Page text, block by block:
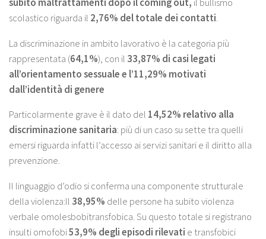
subito maltrattamenti dopo il coming out, il bullismo
scolastico riguarda il 2,76% del totale dei contatti.
La discriminazione in ambito lavorativo è la categoria più
rappresentata (64,1%), con il 33,87% di casi legati
all’orientamento sessuale e l’11,29% motivati
dall’identità di genere
Particolarmente grave è il dato del 14,52% relativo alla
discriminazione sanitaria: più di un caso su sette tra quelli
emersi riguarda infatti l’accesso ai servizi sanitari e il diritto alla
prevenzione.
Il linguaggio d’odio si conferma una componente strutturale
della violenza:Il 38,95% delle persone ha subito violenza
verbale omolesbobitransfobica. Su questo totale si registrano
insulti omofobi53,9% degli episodi rilevati e transfobici